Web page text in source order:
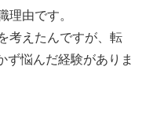
理由です。
考えたんですが、転
ず悩んだ経験がありま